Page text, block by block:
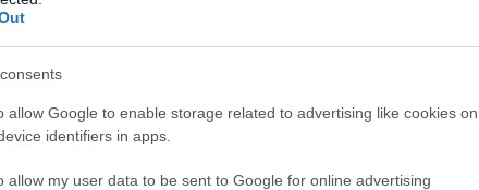
allow Google to enable storage related to advertising like cookies on
identifiers in apps.
allow my user data to be sent to Google for online advertising
μετά περνά στα δάχτυλα και στον
που δημιουργήσει-δωρίσει οκύριος Γιάννης
έχει τη σημασία του. Ακούς τις
και ανυψώνουν τους στίχους των